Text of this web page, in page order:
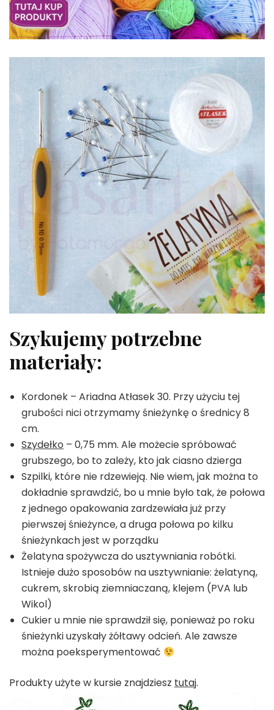
Szykujemy potrzebne
materiały:
Kordonek – Ariadna Atłasek 30. Przy użyciu tej
grubości nici otrzymamy śnieżynkę o średnicy 8
cm.
Szydełko – 0,75 mm. Ale możecie spróbować
grubszego, bo to zależy, kto jak ciasno dzierga
Szpilki, które nie rdzewieją. Nie wiem, jak można to
dokładnie sprawdzić, bo u mnie było tak, że połowa
z jednego opakowania zardzewiała już przy
pierwszej śnieżynce, a druga połowa po kilku
śnieżynkach jest w porządku
Żelatyna spożywcza do usztywniania robótki.
Istnieje dużo sposobów na usztywnianie: żelatyną,
cukrem, skrobią ziemniaczaną, klejem (PVA lub
Wikol)
Cukier u mnie nie sprawdził się, ponieważ po roku
śnieżynki uzyskały żółtawy odcień. Ale zawsze
można poeksperymentować
Produkty użyte w kursie znajdziesz tutaj.